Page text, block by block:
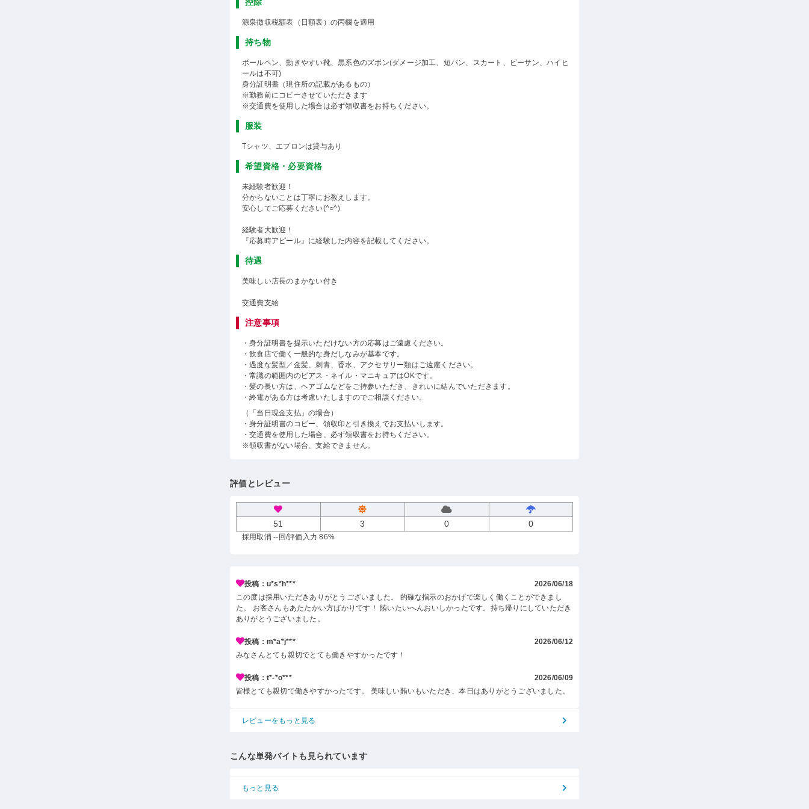
源泉徴収税額表（日額表）の丙欄を適用
持ち物
ボールペン、動きやすい靴、黒系色のズボン(ダメージ加工、短パン、スカート、ビーサン、ハイヒ
ールは不可)
身分証明書（現住所の記載があるもの）
※勤務前にコピーさせていただきます
※交通費を使用した場合は必ず領収書をお持ちください。
服装
Tシャツ、エプロンは貸与あり
希望資格・必要資格
未経験者歓迎！
分からないことは丁寧にお教えします。
安心してご応募ください(^○^)
経験者大歓迎！
『応募時アピール』に経験した内容を記載してください。
待遇
美味しい店長のまかない付き
交通費支給
注意事項
・身分証明書を提示いただけない方の応募はご遠慮ください。
・飲食店で働く一般的な身だしなみが基本です。
・過度な髪型／金髪、刺青、香水、アクセサリー類はご遠慮ください。
・常識の範囲内のピアス・ネイル・マニキュアはOKです。
・髪の長い方は、ヘアゴムなどをご持参いただき、きれいに結んでいただきます。
・終電がある方は考慮いたしますのでご相談ください。
（「当日現金支払」の場合）
・身分証明書のコピー、領収印と引き換えでお支払いします。
・交通費を使用した場合、必ず領収書をお持ちください。
※領収書がない場合、支給できません。
評価とレビュー
51 3 0 0
採用取消 --回/評価入力 86%
投稿：u*s*h***
2026/06/18
この度は採用いただきありがとうございました。 的確な指示のおかげで楽しく働くことができまし
た。 お客さんもあたたかい方ばかりです！ 賄いたいへんおいしかったです。持ち帰りにしていただき
ありがとうございました。
投稿：m*a*j***
2026/06/12
みなさんとても親切でとても働きやすかったです！
投稿：t*-*o***
2026/06/09
皆様とても親切で働きやすかったです。 美味しい賄いもいただき、本日はありがとうございました。
レビューをもっと見る
こんな単発バイトも見られています
もっと見る